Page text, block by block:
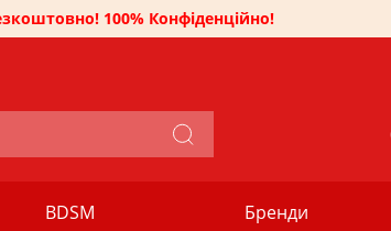
100% Конфіденційно!
BDSM Бренди